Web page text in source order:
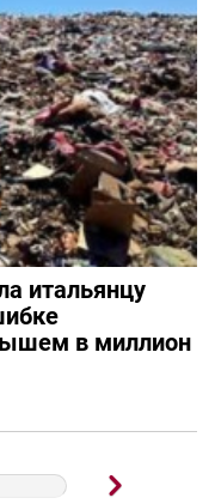
итальянцу
в миллион